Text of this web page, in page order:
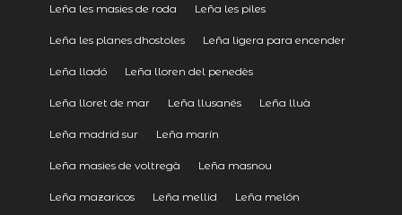
Leña les masies de roda Leña les piles
Leña les planes dhostoles Leña ligera para encender
Leña lladó Leña lloren del penedès
Leña lloret de mar Leña llusanés Leña lluà
Leña madrid sur Leña marín
Leña masies de voltregà Leña masnou
Leña mazaricos Leña mellid Leña melón